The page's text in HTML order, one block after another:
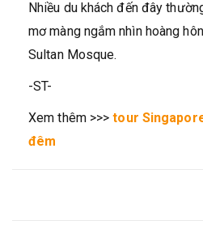
Nhiều du khách đến đây
mơ màng ngắm nhìn hoàng
Sultan Mosque.
-ST-
Xem thêm >>>tour
đêm